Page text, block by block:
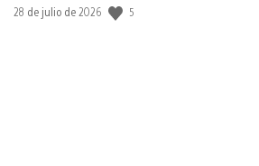
Fecha
28 de julio de 2026 5